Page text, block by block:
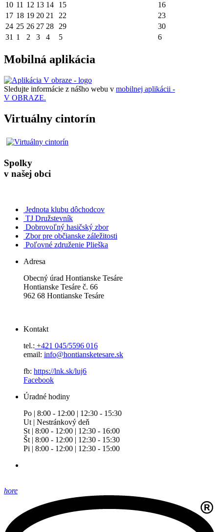
10 11 12 13 14 15
16
17 18 19 20 21 22
23
24 25 26 27 28 29
30
31 1 2 3 4 5 6
Mobilná aplikácia
Sledujte informácie z nášho webu v mobilnej aplikácii -
V OBRAZE.
Virtuálny cintorín
Spolky
v našej obci
Jednota klubu dôchodcov
TJ Družstevník
Dobrovoľný hasičský zbor
Zbor pre občianske záležitosti
Poľovné združenie Plieška
Adresa
Obecný úrad Hontianske Tesáre
Hontianske Tesáre č. 66
962 68 Hontianske Tesáre
Kontakt
tel.: +421 045/5596 016
email: info@hontiansketesare.sk
fb: https://lnk.sk/luj6
Facebook
Úradné hodiny
Po | 8:00 - 12:00 | 12:30 - 15:30
Ut | Nestránkový deň
St | 8:00 - 12:00 | 12:30 - 16:00
Št | 8:00 - 12:00 | 12:30 - 15:30
Pi | 8:00 - 12:00 | 12:30 - 15:00
hore